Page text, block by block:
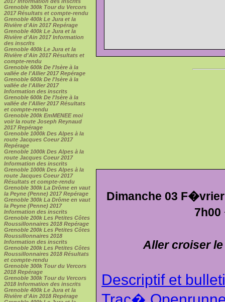
Grenoble 300k Tour du Vercors
2017 Résultats et compte-rendu
Grenoble 400k Le Jura et la
Rivière d'Ain 2017 Repérage
Grenoble 400k Le Jura et la
Rivière d'Ain 2017 Information
des inscrits
Grenoble 400k Le Jura et la
Rivière d'Ain 2017 Résultats et
compte-rendu
Grenoble 600k De l'Isère à la
vallée de l'Allier 2017 Repérage
Grenoble 600k De l'Isère à la
vallée de l'Allier 2017
Information des inscrits
Grenoble 600k De l'Isère à la
vallée de l'Allier 2017 Résultats
et compte-rendu
Grenoble 200k EmMENEE moi
voir la route Joseph Reynaud
2017 Repérage
Grenoble 1000k Des Alpes à la
route Jacques Coeur 2017
Repérage
Grenoble 1000k Des Alpes à la
route Jacques Coeur 2017
Information des inscrits
Grenoble 1000k Des Alpes à la
route Jacques Coeur 2017
Résultats et compte-rendu
Grenoble 300k La Drôme en vaut
la Peyne (Penne) 2017 Repérage
Grenoble 300k La Drôme en vaut
la Peyne (Penne) 2017
Information des inscrits
Grenoble 200k Les Petites Côtes
Roussillonnaires 2018 Repérage
Grenoble 200k Les Petites Côtes
Roussillonnaires 2018
Information des inscrits
Grenoble 200k Les Petites Côtes
Roussillonnaires 2018 Résultats
et compte-rendu
Grenoble 300k Tour du Vercors
2018 Repérage
Grenoble 300k Tour du Vercors
2018 Information des inscrits
Grenoble 400k Le Jura et la
Rivière d'Ain 2018 Repérage
Dimanche 03
Aller croiser le
Descriptif et